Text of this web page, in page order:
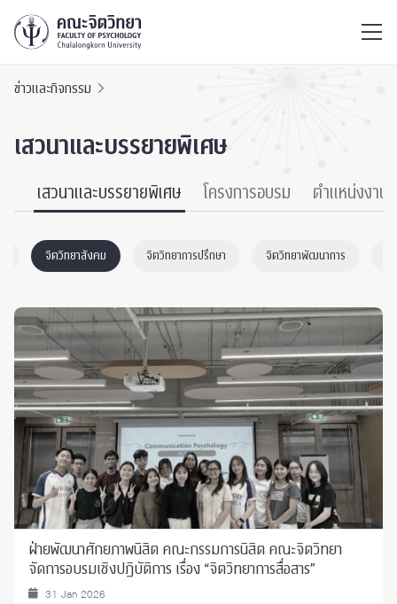
ข่าวและกิจกรรม
เสวนาและบรรยายพิเศษ
เสวนาและบรรยายพิเศษ โครงการอบรม ตำแหน่งงาน
จิตวิทยาสังคม จิตวิทยาการปรึกษา จิตวิทยาพัฒนาการ
ฝ่ายพัฒนาศักยภาพนิสิต คณะกรรมการนิสิต คณะจิตวิทยา
จัดการอบรมเชิงปฏิบัติการ เรื่อง “จิตวิทยาการสื่อสาร”
31 Jan 2026